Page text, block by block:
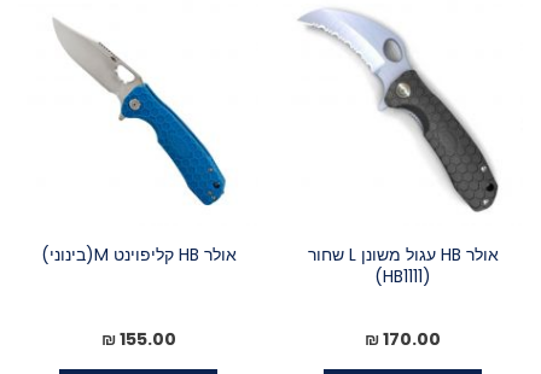
אולר HB עגול משונן L שחור
(HB1111)
170.00 ₪
אולר HB קליפוינט M(בינוני)
155.00 ₪